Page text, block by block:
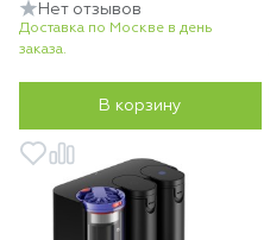
Нет отзывов
Доставка по Москве в день
заказа.
В корзину